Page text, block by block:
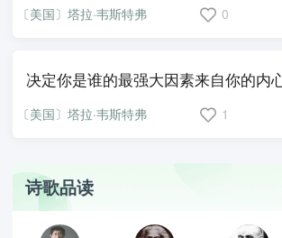
〔美国〕塔拉·韦斯特弗 0
决定你是谁的最强大因素来自你的内心
〔美国〕塔拉·韦斯特弗 1
诗歌品读